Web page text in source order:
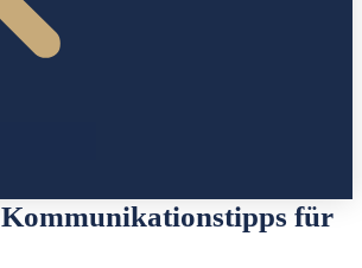
Kommunikationstipps für